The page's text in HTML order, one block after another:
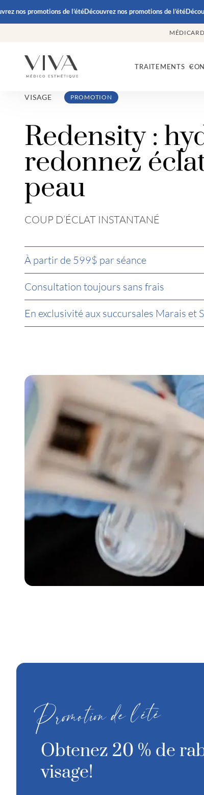
nos promotions de l’été Découvrez nos promotions de l’été
TRAITEMENTS
PROMOTION
VISAGE
Redensity :
redonnez
peau
COUP D’ÉCLAT INSTANTANÉ
À partir de 599$ par séance
Consultation toujours sans frais
En exclusivité aux succursales Marais et
Promotion de l’été
Obtenez 20 % de
visage!